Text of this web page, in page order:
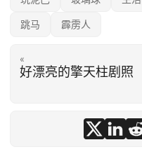
跳马 霹雳人
«
好漂亮的擎天柱剧照